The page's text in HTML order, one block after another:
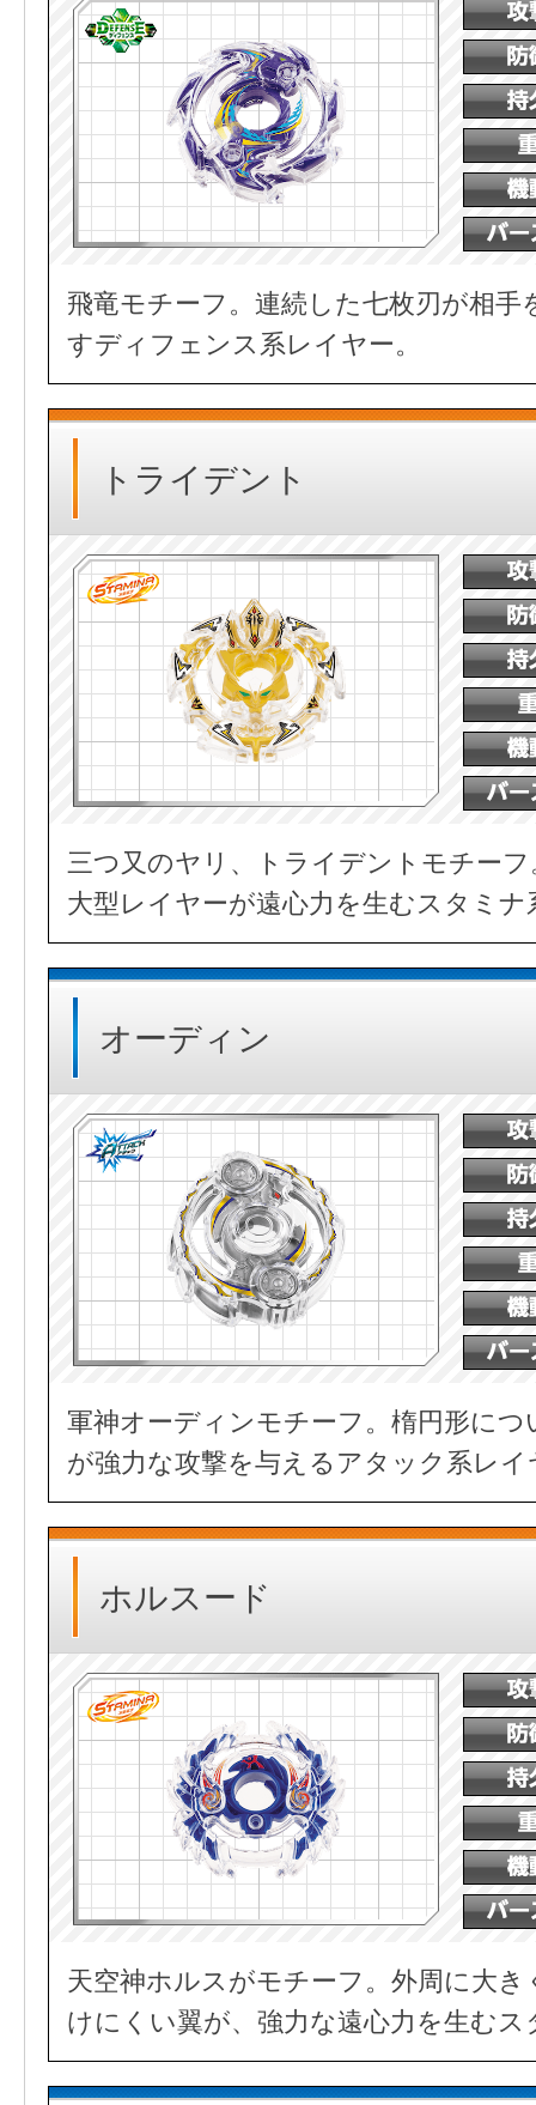
飛竜モチーフ。連続した七枚刃が相手
すディフェンス系レイヤー。
トライデント
三つ又のヤリ、トライデントモチー
大型レイヤーが遠心力を生むスタミナ
オーディン
軍神オーディンモチーフ。楕円形に
が強力な攻撃を与えるアタック系レイ
ホルスード
天空神ホルスがモチーフ。外周に大
けにくい翼が、強力な遠心力を生む